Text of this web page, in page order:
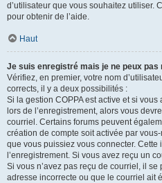
d’utilisateur que vous souhaitez utiliser.
pour obtenir de l’aide.
Haut
Je suis enregistré mais je ne peux pas
Vérifiez, en premier, votre nom
corrects, il y a deux possibilités :
Si la gestion COPPA est active et si
lors de l’enregistrement, alors vous
courriel. Certains forums peuvent
création de compte soit activée par
que vous puissiez vous connecter.
l’enregistrement. Si vous avez reçu un
Si vous n’avez pas reçu de courriel, il
adresse incorrecte ou que le courriel ait